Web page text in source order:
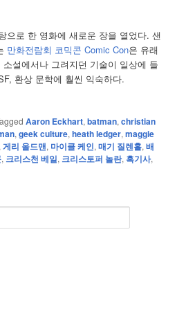
으로 한 영화에 새로운 장을 열었다. 샌
만화전람회 코믹콘 Comic Con은 유래
설에서나 그려지던 기술이 일상에 들
환상 문학에 훨씬 익숙하다.
Aaron Eckhart,batman,christian
,geek culture,heath ledger,maggie
,게리 올드맨, 마이클 케인,매기 질렌홀,배
, 크리스천 베일, 크리스토퍼 놀란, 흑기사,